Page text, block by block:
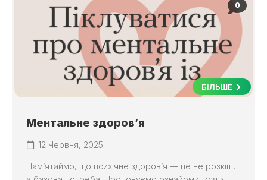
0
БІЛЬШЕ
Ментальне здоров’я
12 Червня, 2025
Пам’ятаймо, що психічне здоров’я — це не розкіш,